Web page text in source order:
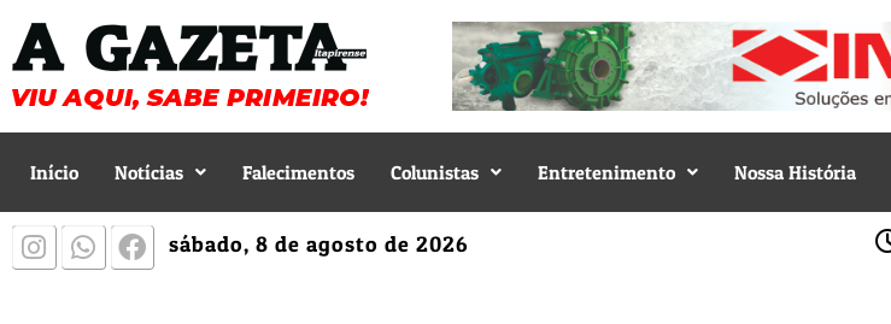
Início Notícias Falecimentos Colunistas Entretenimento Nossa História
sábado, 8 de agosto de 2026